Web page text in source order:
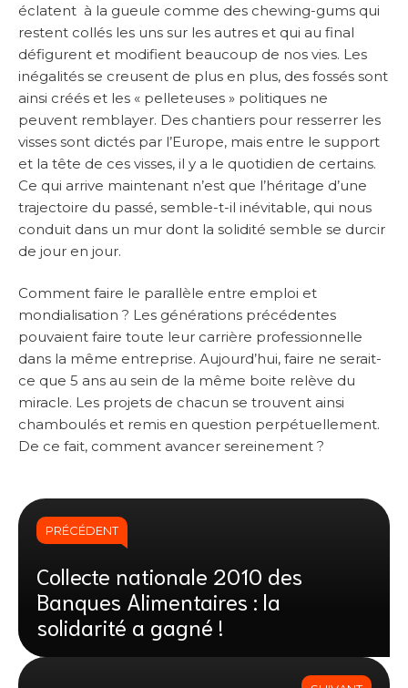
éclatent à la gueule comme des chewing-gums qui
restent collés les uns sur les autres et qui au final
défigurent et modifient beaucoup de nos vies. Les
inégalités se creusent de plus en plus, des fossés sont
ainsi créés et les « pelleteuses » politiques ne
peuvent remblayer. Des chantiers pour resserrer les
visses sont dictés par l’Europe, mais entre le support
et la tête de ces visses, il y a le quotidien de certains.
Ce qui arrive maintenant n’est que l’héritage d’une
trajectoire du passé, semble-t-il inévitable, qui nous
conduit dans un mur dont la solidité semble se durcir
de jour en jour.
Comment faire le parallèle entre emploi et
mondialisation ? Les générations précédentes
pouvaient faire toute leur carrière professionnelle
dans la même entreprise. Aujourd’hui, faire ne serait-
ce que 5 ans au sein de la même boite relève du
miracle. Les projets de chacun se trouvent ainsi
chamboulés et remis en question perpétuellement.
De ce fait, comment avancer sereinement ?
PRÉCÉDENT
Collecte nationale 2010 des
Banques Alimentaires : la
solidarité a gagné !